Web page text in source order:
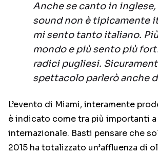
Anche se canto in inglese,
sound non è tipicamente
mi sento tanto italiano.
mondo e più sento più
radici pugliesi.
spettacolo parlerò anche
L’evento di Miami, interamente
è indicato come tra più importanti
internazionale. Basti pensare che
2015 ha totalizzato un’affluenza di